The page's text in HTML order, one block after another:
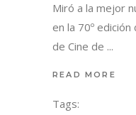
Miró a la mejor
en la 70º
de Cine de
READ MORE
Tags: